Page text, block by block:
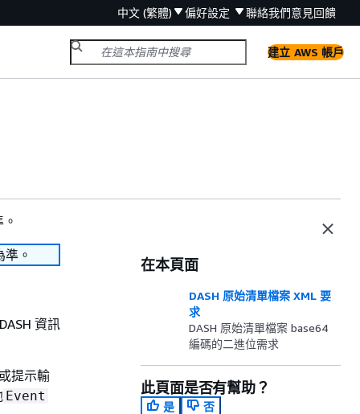
中文 (繁體) 偏好設定 聯絡我們意見回饋
建立 AWS 帳戶
。
資訊
或提示輸
Event
在本頁面
DASH 原始清單檔案 XML 要
求
DASH 原始清單檔案 base64
編碼的二進位需求
此頁面是否有幫助？
是
否